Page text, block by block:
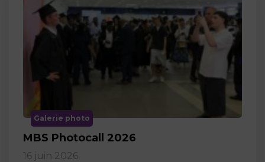
Galerie photo
MBS Photocall 2026
16 juin 2026